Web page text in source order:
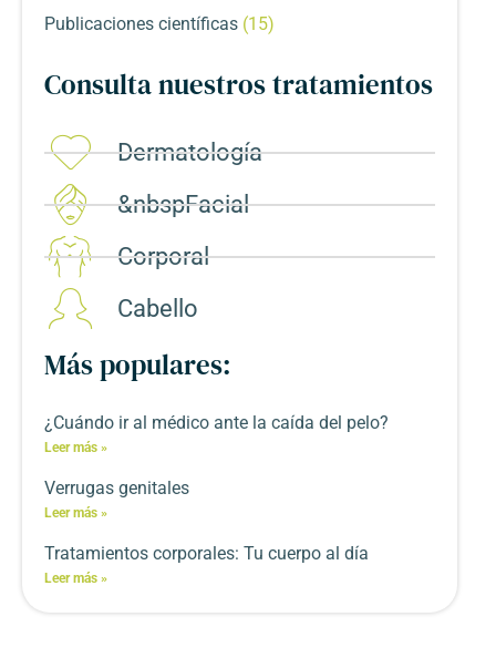
Publicaciones científicas (15)
Consulta nuestros tratamientos
Dermatología
&nbspFacial
Corporal​
Cabello
Más populares:
¿Cuándo ir al médico ante la caída del pelo?
Leer más »
Verrugas genitales
Leer más »
Tratamientos corporales: Tu cuerpo al día
Leer más »